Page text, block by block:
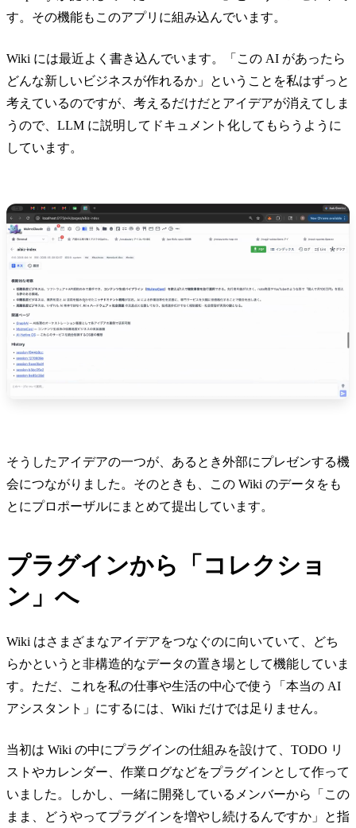
す。その機能もこのアプリに組み込んでいます。
Wiki には最近よく書き込んでいます。「この AI があったら
どんな新しいビジネスが作れるか」ということを私はずっと
考えているのですが、考えるだけだとアイデアが消えてしま
うので、LLM に説明してドキュメント化してもらうように
しています。
そうしたアイデアの一つが、あるとき外部にプレゼンする機
会につながりました。そのときも、この Wiki のデータをも
とにプロポーザルにまとめて提出しています。
プラグインから「コレクショ
ン」へ
Wiki はさまざまなアイデアをつなぐのに向いていて、どち
らかというと非構造的なデータの置き場として機能していま
す。ただ、これを私の仕事や生活の中心で使う「本当の AI
アシスタント」にするには、Wiki だけでは足りません。
当初は Wiki の中にプラグインの仕組みを設けて、TODO リ
ストやカレンダー、作業ログなどをプラグインとして作って
いました。しかし、一緒に開発しているメンバーから「この
まま、どうやってプラグインを増やし続けるんですか」と指